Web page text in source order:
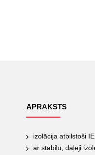
APRAKSTS
izolācija atbilstoši
ar stabilu, daļēji